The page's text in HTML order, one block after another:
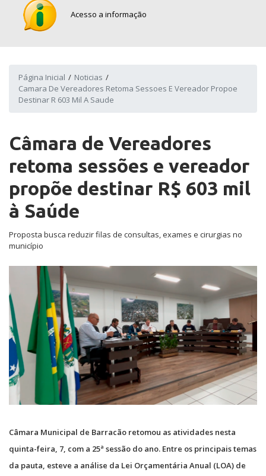
Acesso a informação
Página Inicial
Noticias
Camara De Vereadores Retoma Sessoes E Vereador Propoe
Destinar R 603 Mil A Saude
Câmara de Vereadores
retoma sessões e vereador
propõe destinar R$ 603 mil
à Saúde
Proposta busca reduzir filas de consultas, exames e cirurgias no
município
Câmara Municipal de Barracão retomou as atividades nesta
quinta-feira, 7, com a 25ª sessão do ano. Entre os principais temas
da pauta, esteve a análise da Lei Orçamentária Anual (LOA) de